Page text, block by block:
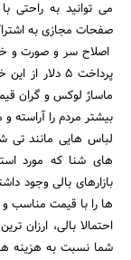
می توانید به راحتی
صفحات مجازی به
اصلاح سر و صورت و
پرداخت ۵ دلار
ماساژ لوکس و گران
بیشتر مردم را آراسته
لباس هایی مانند
های شنا که مورد
بازارهای بالی وجود
ها را با قیمت مناسب و
احتمالا بالی،
شما نسبت به هزینه